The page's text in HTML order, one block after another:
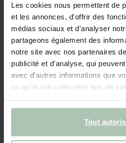
Les cookies nous permettent de
et les annonces, d'offrir des
médias sociaux et d'analyser
partageons également des
notre site avec nos partenaires
publicité et d'analyse, qui
avec d'autres informations que
ou qu'ils ont collectées lors de
services.
Tout
Chemise en velours côtelé avec
Choisissez votre taille
98-104 110-116 122-128 134-140
AJOUTER AU
Livraison rapide